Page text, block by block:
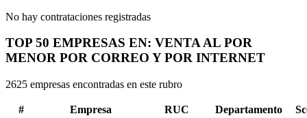
No hay contrataciones registradas
TOP 50 EMPRESAS EN: VENTA AL POR
MENOR POR CORREO Y POR INTERNET
2625 empresas encontradas en este rubro
# Empresa RUC Departamento